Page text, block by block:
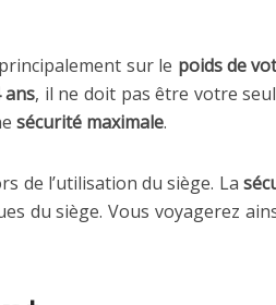
sur le poids de
ans, il ne doit pas être votre
sécurité maximale.
de l’utilisation du siège. La
du siège. Vous voyagerez